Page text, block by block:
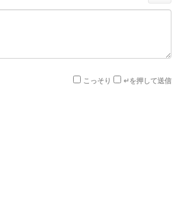
こっそり ↵を押して送信